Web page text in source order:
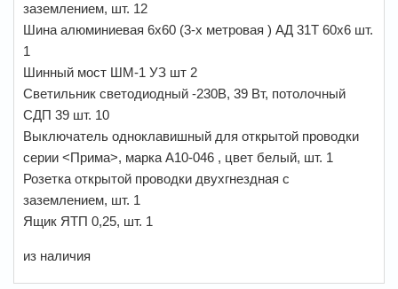
заземлением, шт. 12
Шина алюминиевая 6х60 (3-х метровая ) АД 31Т 60х6 шт.
1
Шинный мост ШМ-1 УЗ шт 2
Светильник светодиодный -230В, 39 Вт, потолочный
СДП 39 шт. 10
Выключатель одноклавишный для открытой проводки
серии <Прима>, марка А10-046 , цвет белый, шт. 1
Розетка открытой проводки двухгнездная с
заземлением, шт. 1
Ящик ЯТП 0,25, шт. 1
из наличия